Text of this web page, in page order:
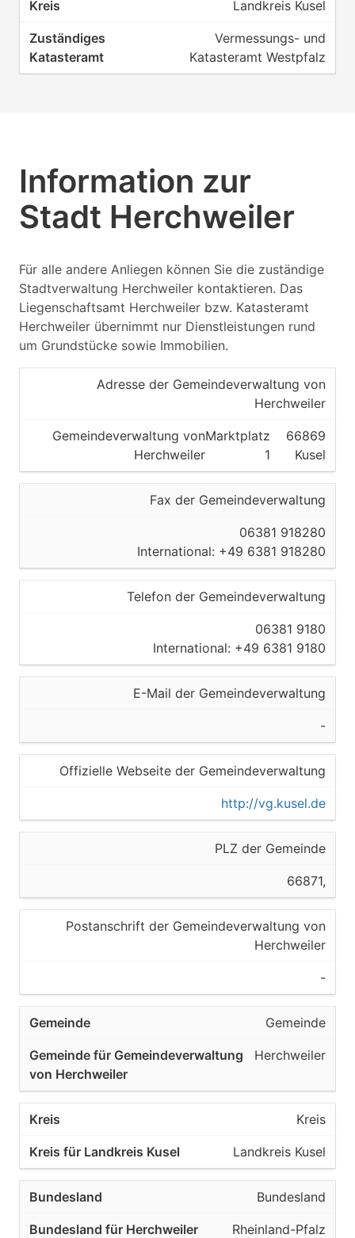
Landkreis Kusel
Vermessungs- und
Katasteramt Westpfalz
Information zur
Stadt Herchweiler
Für alle andere Anliegen können Sie die zuständige
Stadtverwaltung Herchweiler kontaktieren. Das
Liegenschaftsamt Herchweiler bzw. Katasteramt
Herchweiler übernimmt nur Dienstleistungen rund
um Grundstücke sowie Immobilien.
Adresse der Gemeindeverwaltung von
Herchweiler
Gemeindeverwaltung von
Herchweiler
Marktplatz
1
66869
Kusel
Fax der Gemeindeverwaltung
06381 918280
International: +49 6381 918280
Telefon der Gemeindeverwaltung
06381 9180
International: +49 6381 9180
E-Mail der Gemeindeverwaltung
-
Offizielle Webseite der Gemeindeverwaltung
http://vg.kusel.de
PLZ der Gemeinde
66871,
Postanschrift der Gemeindeverwaltung von
Herchweiler
-
Gemeinde
Herchweiler
Kreis
Landkreis Kusel
Bundesland
Rheinland-Pfalz